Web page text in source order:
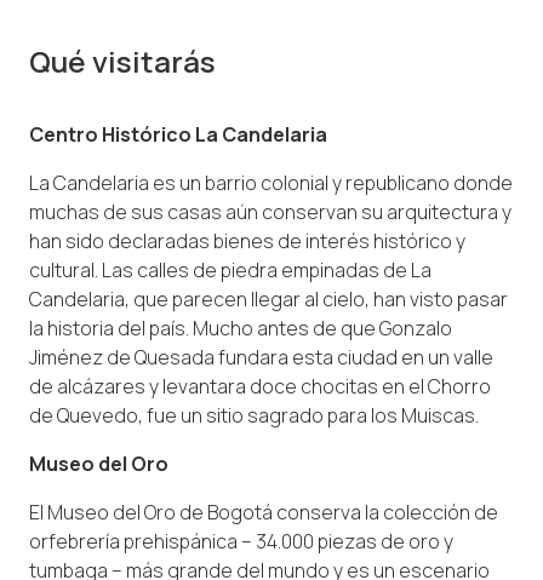
Qué visitarás
Centro Histórico La Candelaria
La Candelaria es un barrio colonial y republicano donde
muchas de sus casas aún conservan su arquitectura y
han sido declaradas bienes de interés histórico y
cultural. Las calles de piedra empinadas de La
Candelaria, que parecen llegar al cielo, han visto pasar
la historia del país. Mucho antes de que Gonzalo
Jiménez de Quesada fundara esta ciudad en un valle
de alcázares y levantara doce chocitas en el Chorro
de Quevedo, fue un sitio sagrado para los Muiscas.
Museo del Oro
El Museo del Oro de Bogotá conserva la colección de
orfebrería prehispánica – 34.000 piezas de oro y
tumbaga – más grande del mundo y es un escenario